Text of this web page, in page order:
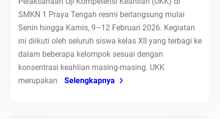
SMKN 1 Praya Tengah resmi berlangsung mulai
Senin hingga Kamis, 9–12 Februari 2026. Kegiatan
ini diikuti oleh seluruh siswa kelas XII yang terbagi ke
dalam beberapa kelompok sesuai dengan
konsentrasi keahlian masing-masing. UKK
merupakan
Selengkapnya